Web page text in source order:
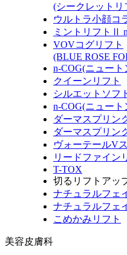
(シークレットリ
ウルトラ小顔コ
ミントリフトⅡ
VOVコグリフト
(BLUE ROSE
n-COG(ニュー
クイーンリフト
シルエットソフ
n-COG(ニュート
ダーマスプリン
ダーマスプリン
ヴォーテールV
リードファイン
T-TOX
切るリフトアッ
ナチュラルフェ
ナチュラルフェ
こめかみリフト
美容皮膚科